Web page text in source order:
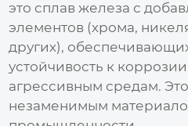
это сплав железа с
элементов (хрома,
других),
устойчивость к
агрессивным средам.
незаменимым